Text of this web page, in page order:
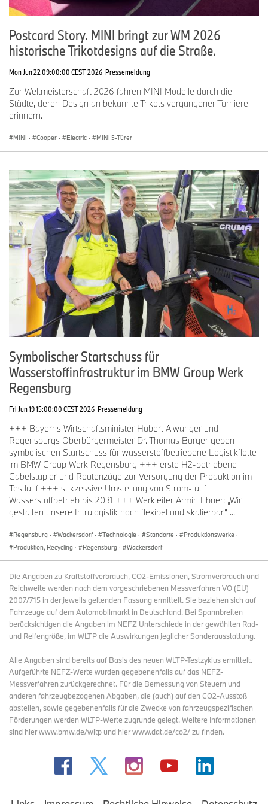
Postcard Story. MINI bringt zur WM 2026
historische Trikotdesigns auf die Straße.
Mon Jun 22 09:00:00 CEST 2026 Pressemeldung
Zur Weltmeisterschaft 2026 fahren MINI Modelle durch die
Städte, deren Design an bekannte Trikots vergangener Turniere
erinnern.
MINI · Cooper · Electric · MINI 5-Türer
Symbolischer Startschuss für
Wasserstoffinfrastruktur im BMW Group Werk
Regensburg
Fri Jun 19 15:00:00 CEST 2026 Pressemeldung
+++ Bayerns Wirtschaftsminister Hubert Aiwanger und
Regensburgs Oberbürgermeister Dr. Thomas Burger geben
symbolischen Startschuss für wasserstoffbetriebene Logistikflotte
im BMW Group Werk Regensburg +++ erste H2-betriebene
Gabelstapler und Routenzüge zur Versorgung der Produktion im
Testlauf +++ sukzessive Umstellung von Strom- auf
Wasserstoffbetrieb bis 2031 +++ Werkleiter Armin Ebner: „Wir
gestalten unsere Intralogistik hoch flexibel und skalierbar“ ...
Regensburg · Wackersdorf · Technologie · Standorte · Produktionswerke ·
Produktion, Recycling · Regensburg · Wackersdorf
Die Angaben zu Kraftstoffverbrauch, CO2-Emissionen, Stromverbrauch und
Reichweite werden nach dem vorgeschriebenen Messverfahren VO (EU)
2007/715 in der jeweils geltenden Fassung ermittelt. Sie beziehen sich auf
Fahrzeuge auf dem Automobilmarkt in Deutschland. Bei Spannbreiten
berücksichtigen die Angaben im NEFZ Unterschiede in der gewählten Rad-
und Reifengröße, im WLTP die Auswirkungen jeglicher Sonderausstattung.
Alle Angaben sind bereits auf Basis des neuen WLTP-Testzyklus ermittelt.
Aufgeführte NEFZ-Werte wurden gegebenenfalls auf das NEFZ-
Messverfahren zurückgerechnet. Für die Bemessung von Steuern und
anderen fahrzeugbezogenen Abgaben, die (auch) auf den CO2-Ausstoß
abstellen, sowie gegebenenfalls für die Zwecke von fahrzeugspezifischen
Förderungen werden WLTP-Werte zugrunde gelegt. Weitere Informationen
sind hier www.bmw.de/wltp und hier www.dat.de/co2/ zu finden.